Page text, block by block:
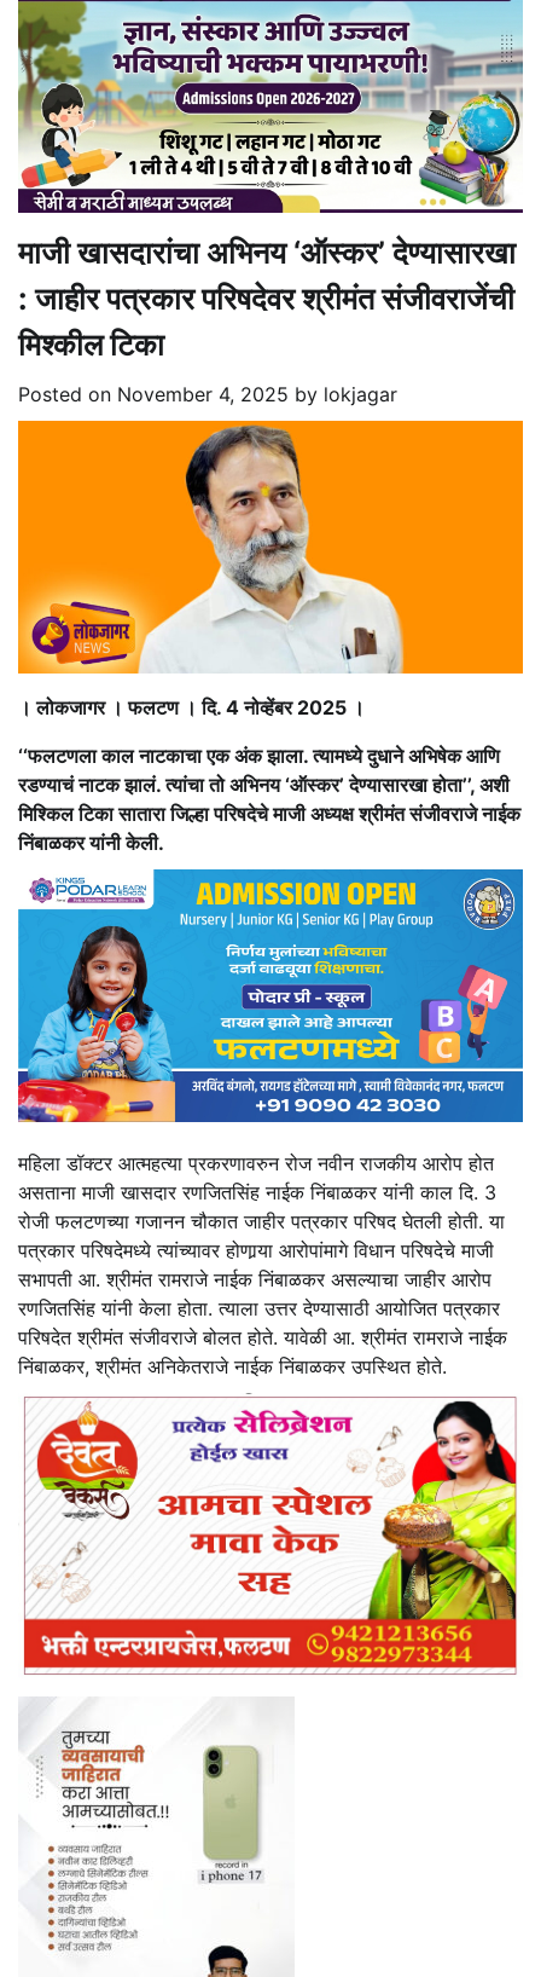
माजी खासदारांचा अभिनय ‘ऑस्कर’ देण्यासारखा
: जाहीर पत्रकार परिषदेवर श्रीमंत संजीवराजेंची
मिश्कील टिका
Posted on November 4, 2025 by lokjagar
। लोकजागर । फलटण । दि. 4 नोव्हेंबर 2025 ।
‘‘फलटणला काल नाटकाचा एक अंक झाला. त्यामध्ये दुधाने अभिषेक आणि
रडण्याचं नाटक झालं. त्यांचा तो अभिनय ‘ऑस्कर’ देण्यासारखा होता’’, अशी
मिश्किल टिका सातारा जिल्हा परिषदेचे माजी अध्यक्ष श्रीमंत संजीवराजे नाईक
निंबाळकर यांनी केली.
महिला डॉक्टर आत्महत्या प्रकरणावरुन रोज नवीन राजकीय आरोप होत
असताना माजी खासदार रणजितसिंह नाईक निंबाळकर यांनी काल दि. 3
रोजी फलटणच्या गजानन चौकात जाहीर पत्रकार परिषद घेतली होती. या
पत्रकार परिषदेमध्ये त्यांच्यावर होणार्‍या आरोपांमागे विधान परिषदेचे माजी
सभापती आ. श्रीमंत रामराजे नाईक निंबाळकर असल्याचा जाहीर आरोप
रणजितसिंह यांनी केला होता. त्याला उत्तर देण्यासाठी आयोजित पत्रकार
परिषदेत श्रीमंत संजीवराजे बोलत होते. यावेळी आ. श्रीमंत रामराजे नाईक
निंबाळकर, श्रीमंत अनिकेतराजे नाईक निंबाळकर उपस्थित होते.